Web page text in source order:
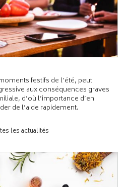
festifs de l’été, peut
aux conséquences graves
d’où l’importance d’en
de l’aide rapidement.
les actualités